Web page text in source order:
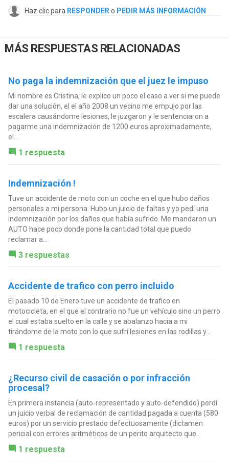
Haz clic para RESPONDER o PEDIR MÁS INFORMACIÓN
MÁS RESPUESTAS RELACIONADAS
No paga la indemnización que el juez le impuso
Mi nombre es Cristina, le explico un poco el caso a ver si me puede
dar una solución, el el año 2008 un vecino me empujo por las
escalera causándome lesiones, le juzgaron y le sentenciaron a
pagarme una indemnización de 1200 euros aproximadamente,
el...
1 respuesta
Indemnización !
Tuve un accidente de moto con un coche en el que hubo daños
personales a mi persona. Hubo un juicio de faltas y yo pedí una
indemnización por los daños que había sufrido. Me mandaron un
AUTO hace poco donde pone la cantidad total que puedo
reclamar a...
3 respuestas
Accidente de trafico con perro incluido
El pasado 10 de Enero tuve un accidente de trafico en
motocicleta, en el que el contrario no fue un vehículo sino un perro
el cual estaba suelto en la calle y se abalanzo hacia a mi
tirándome de la moto con lo que sufrí lesiones en las rodillas y...
1 respuesta
¿Recurso civil de casación o por infracción
procesal?
En primera instancia (auto-representado y auto-defendido) perdí
un juicio verbal de reclamación de cantidad pagada a cuenta (580
euros) por un servicio prestado defectuosamente (dictamen
pericial con errores aritméticos de un perito arquitecto que...
1 respuesta